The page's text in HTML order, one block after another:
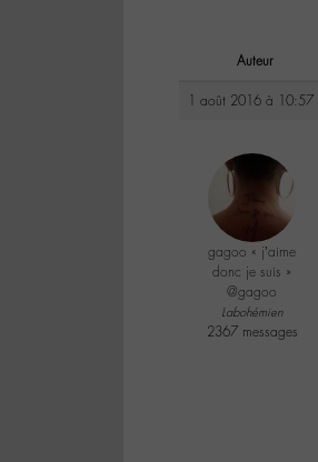
Auteur
1 août 2016 à 10:57
gagoo « j’aime
donc je suis »
@gagoo
Labohémien
2367 messages